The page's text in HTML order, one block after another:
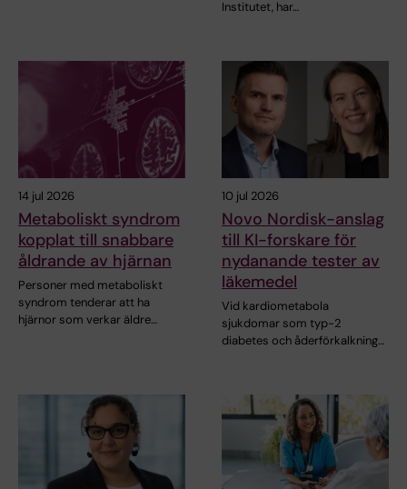
Institutet, har…
14 jul 2026
Metaboliskt syndrom
kopplat till snabbare
åldrande av hjärnan
Personer med metaboliskt
syndrom tenderar att ha
hjärnor som verkar äldre…
10 jul 2026
Novo Nordisk-anslag
till KI-forskare för
nydanande tester av
läkemedel
Vid kardiometabola
sjukdomar som typ-2
diabetes och åderförkalkning…